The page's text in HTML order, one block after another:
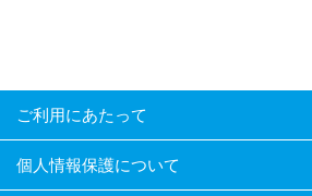
ご利用にあたって
個人情報保護について